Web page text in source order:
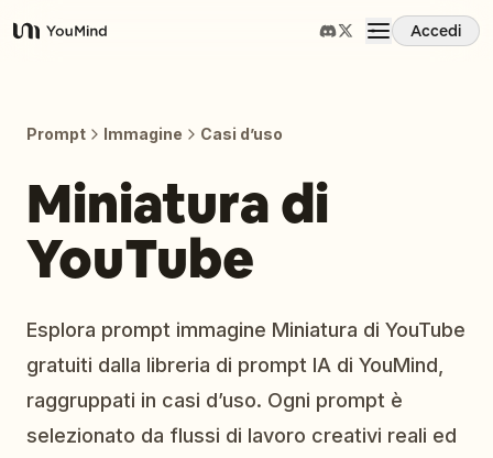
YouMind
Accedi
Abilità
Prezzi
Prompt Immagine Casi d’uso
Miniatura di
YouTube
Esplora prompt immagine Miniatura di YouTube
gratuiti dalla libreria di prompt IA di YouMind,
raggruppati in casi d’uso. Ogni prompt è
selezionato da flussi di lavoro creativi reali ed